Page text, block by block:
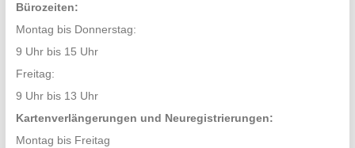
Bürozeiten:
Montag bis Donnerstag:
9 Uhr bis 15 Uhr
Freitag:
9 Uhr bis 13 Uhr
Kartenverlängerungen und Neuregistrierungen:
Montag bis Freitag